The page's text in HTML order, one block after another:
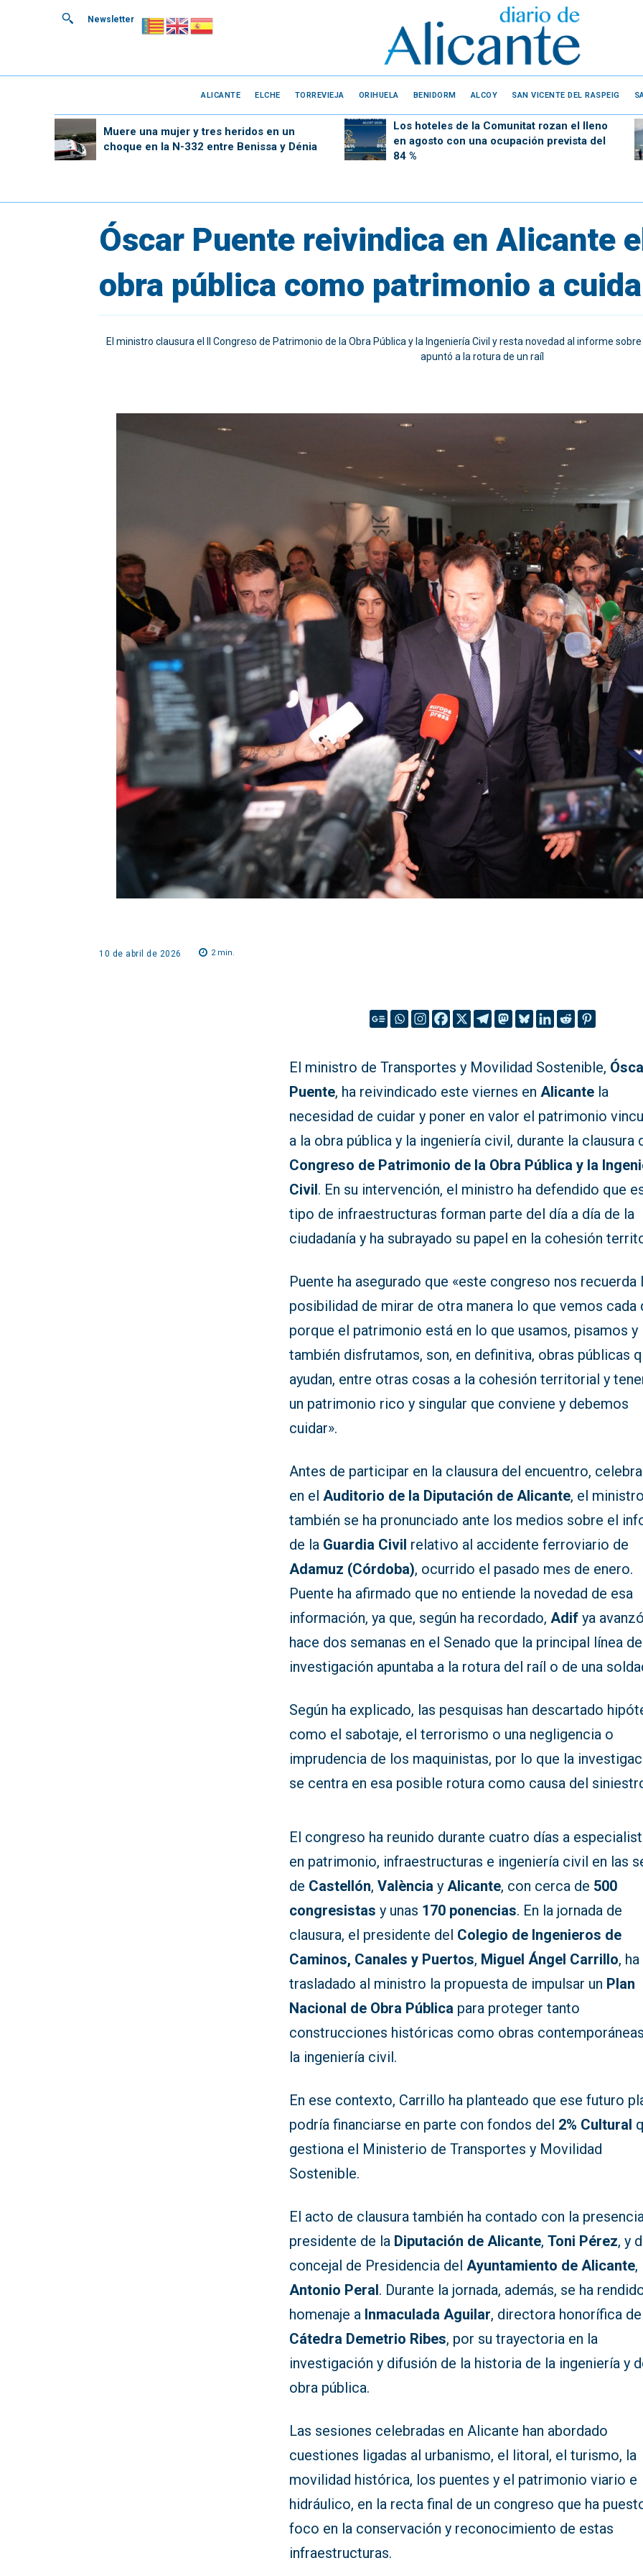
Newsletter
ALICANTE ELCHE TORREVIEJA ORIHUELA BENIDORM ALCOY SAN VICENTE DEL RASPEIG
Muere una mujer y tres heridos en un
choque en la N-332 entre Benissa y Dénia
Los hoteles de la Comunitat rozan el lleno
en agosto con una ocupación prevista del
84 %
Óscar Puente reivindica en Alicante
obra pública como patrimonio a
El ministro clausura el II Congreso de Patrimonio de la Obra Pública y la Ingeniería Civil y resta novedad al informe
apuntó a la rotura de un raíl
10 de abril de 2026 2min.
El ministro de Transportes y Movilidad Sostenible,
Puente, ha reivindicado este viernes enAlicante la
necesidad de cuidar y poner en valor el patrimonio
a la obra pública y la ingeniería civil, durante la clausura
Congreso de Patrimonio de la Obra Pública y la
Civil. En su intervención, el ministro ha defendido que
tipo de infraestructuras forman parte del día a día de la
ciudadanía y ha subrayado su papel en la cohesión
Puente ha asegurado que «este congreso nos recuerda
posibilidad de mirar de otra manera lo que vemos cada
porque el patrimonio está en lo que usamos, pisamos y
también disfrutamos, son, en definitiva, obras públicas
ayudan, entre otras cosas a la cohesión territorial y
un patrimonio rico y singular que conviene y debemos
cuidar».
Antes de participar en la clausura del encuentro,
en elAuditorio de la Diputación de Alicante, el ministro
también se ha pronunciado ante los medios sobre el
de la Guardia Civil relativo al accidente ferroviario de
Adamuz (Córdoba), ocurrido el pasado mes de enero.
Puente ha afirmado que no entiende la novedad de esa
información, ya que, según ha recordado,Adif ya avanzó
hace dos semanas en el Senado que la principal línea de
investigación apuntaba a la rotura del raíl o de una
Según ha explicado, las pesquisas han descartado
como el sabotaje, el terrorismo o una negligencia o
imprudencia de los maquinistas, por lo que la
se centra en esa posible rotura como causa del
El congreso ha reunido durante cuatro días a
en patrimonio, infraestructuras e ingeniería civil en las
de Castellón,València yAlicante, con cerca de 500
congresistas y unas 170 ponencias. En la jornada de
clausura, el presidente del Colegio de Ingenieros de
Caminos, Canales y Puertos, Miguel Ángel Carrillo, ha
trasladado al ministro la propuesta de impulsar un Plan
Nacional de Obra Pública para proteger tanto
construcciones históricas como obras
la ingeniería civil.
En ese contexto, Carrillo ha planteado que ese futuro
podría financiarse en parte con fondos del 2% Cultural
gestiona el Ministerio de Transportes y Movilidad
Sostenible.
El acto de clausura también ha contado con la
presidente de la Diputación de Alicante,Toni Pérez, y
concejal de Presidencia delAyuntamiento de Alicante,
Antonio Peral. Durante la jornada, además, se ha
homenaje a Inmaculada Aguilar, directora honorífica
Cátedra Demetrio Ribes, por su trayectoria en la
investigación y difusión de la historia de la ingeniería y
obra pública.
Las sesiones celebradas en Alicante han abordado
cuestiones ligadas al urbanismo, el litoral, el turismo, la
movilidad histórica, los puentes y el patrimonio viario e
hidráulico, en la recta final de un congreso que ha
foco en la conservación y reconocimiento de estas
infraestructuras.